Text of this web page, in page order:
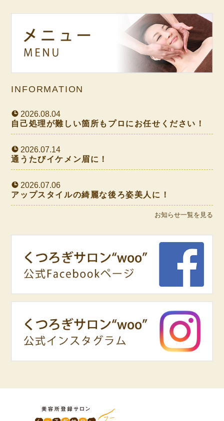
INFORMATION
2026.08.04
自己処理が難しい箇所もプロにお任せください！
2026.07.14
通うたびイケメン眉に！
2026.07.06
アップスタイルの綺麗な後ろ姿美人に！
お知らせ一覧を見る